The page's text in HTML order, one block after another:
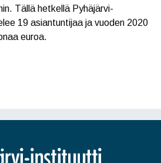
Tällä hetkellä Pyhäjärvi-
19 asiantuntijaa ja vuoden 2020
euroa.